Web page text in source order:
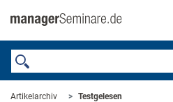
Artikelarchiv Testgelesen